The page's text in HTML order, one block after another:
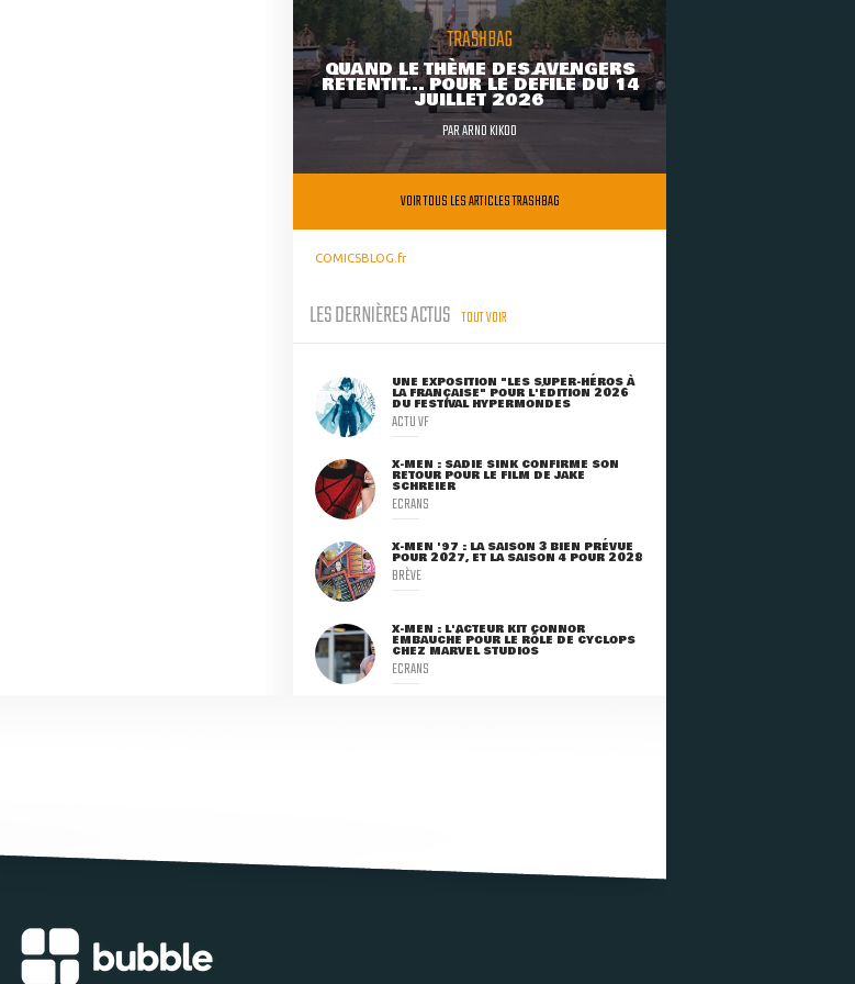
TRASHBAG
QUAND LE THÈME DES AVENGERS
RETENTIT... POUR LE DÉFILÉ DU 14
JUILLET 2026
PARARNO KIKOO
VOIR TOUS LES ARTICLES TRASHBAG
COMICSBLOG.fr
LES DERNIÈRES ACTUS TOUT VOIR
UNE EXPOSITION "LES SUPER-HÉROS À
LA FRANÇAISE" POUR L'ÉDITION 2026
DU FESTIVAL HYPERMONDES
ACTU VF
X-MEN : SADIE SINK CONFIRME SON
RETOUR POUR LE FILM DE JAKE
SCHREIER
ECRANS
X-MEN '97 : LA SAISON 3 BIEN PRÉVUE
POUR 2027, ET LA SAISON 4 POUR 2028
BRÈVE
X-MEN : L'ACTEUR KIT CONNOR
EMBAUCHÉ POUR LE RÔLE DE CYCLOPS
CHEZ MARVEL STUDIOS
ECRANS